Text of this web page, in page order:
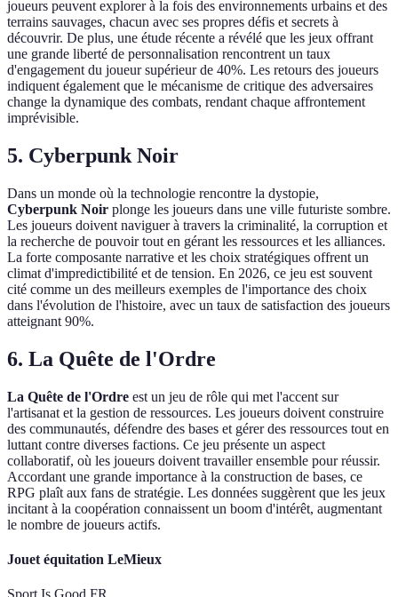
joueurs peuvent explorer à la fois des environnements urbains et des
terrains sauvages, chacun avec ses propres défis et secrets à
découvrir. De plus, une étude récente a révélé que les jeux offrant
une grande liberté de personnalisation rencontrent un taux
d'engagement du joueur supérieur de 40%. Les retours des joueurs
indiquent également que le mécanisme de critique des adversaires
change la dynamique des combats, rendant chaque affrontement
imprévisible.
5. Cyberpunk Noir
Dans un monde où la technologie rencontre la dystopie,
Cyberpunk Noir plonge les joueurs dans une ville futuriste sombre.
Les joueurs doivent naviguer à travers la criminalité, la corruption et
la recherche de pouvoir tout en gérant les ressources et les alliances.
La forte composante narrative et les choix stratégiques offrent un
climat d'impredictibilité et de tension. En 2026, ce jeu est souvent
cité comme un des meilleurs exemples de l'importance des choix
dans l'évolution de l'histoire, avec un taux de satisfaction des joueurs
atteignant 90%.
6. La Quête de l'Ordre
La Quête de l'Ordre est un jeu de rôle qui met l'accent sur
l'artisanat et la gestion de ressources. Les joueurs doivent construire
des communautés, défendre des bases et gérer des ressources tout en
luttant contre diverses factions. Ce jeu présente un aspect
collaboratif, où les joueurs doivent travailler ensemble pour réussir.
Accordant une grande importance à la construction de bases, ce
RPG plaît aux fans de stratégie. Les données suggèrent que les jeux
incitant à la coopération connaissent un boom d'intérêt, augmentant
le nombre de joueurs actifs.
Jouet équitation LeMieux